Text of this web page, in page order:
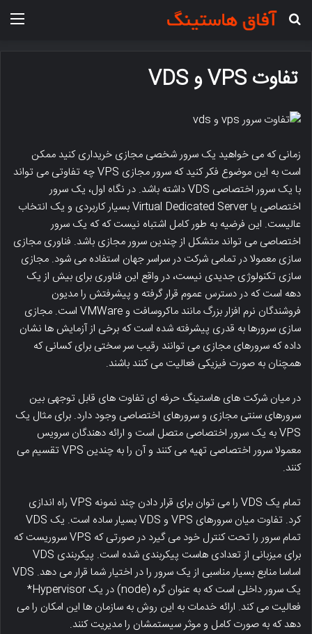
جستجو برای
تفاوت VPS و VDS
زمانی که می خواهید یک سرور شخصی مجازی خریداری کنید ممکن
است به این موضوع فکر کنید که سرور مجازی VPS چه تفاوتی می تواند
با یک سرور اختصاصی VDS داشته باشد. در نگاه اول، یک سرور
اختصاصی یا Virtual Dedicated Server بسیار کاربردی و یک انتخاب
عالیست. این فرضیه به طور کامل اشتباه نیست که که یک سرور
اختصاصی می تواند متشکل از چندین سرور مجازی باشد. فناوری مجازی
سازی معمولا در تمامی شرکت در سراسر جهان استفاده می شود. مجازی
سازی تکنولوژی جدیدی نیست، در واقع این فناوری برای بیش از یک
دهه است که در دسترس عموم قرار گرفته و پیشرفتش را مدیون
فروشندگان نرم افزار بزرگ مانند ماکروسافت و VMWare است. مجازی
سازی سرورها به قدری پیشرفته شده است که برخی از آزمایش ها نشان
داده که سرورهای مجازی می توانند رقیب سر سختی برای کسانی که
همچنان به صورت فیزیکی فعالیت می کنند باشند.
در میان شرکت های هاستینگ حرفه ای تفاوت های قابل توجهی بین
سرورهای سنتی مجازی و سرورهای اختصاصی وجود دارد. برای مثال یک
VPS به یک سرور اختصاصی متصل است و ارائه دهندگان سرویس
معمولا سرور اختصاصی تهیه می کنند و آن را به چندین VPS تقسیم می
کنند.
تمام یک VDS را می توان برای قرار دادن چند نمونه VPS راه اندازی
کرد. تفاوت میان سرورهای VPS و VDS بسیار ساده است. یک VDS
تمام سرور را تحت کنترل خود می گیرد در صورتی که VPS سروریست که
برای میزبانی از تعدادی هاست پیکربندی شده است. پیکربندی VDS
اساسا منابع بسیار مناسبی از یک سرور را در اختیار شما قرار می دهد. VDS
یک سرور داخلی است که به عنوان گره (node) در یک Hypervisor*
فعالیت می کند. ارائه خدمات به این روش به سازمان ها این امکان را می
دهد که به صورت کامل و موثر سیستمشان را مدیریت کنند.